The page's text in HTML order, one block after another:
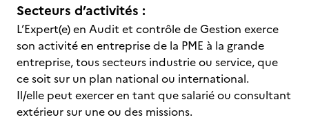
Secteurs d’activités :
L’Expert(e) en Audit et contrôle de Gestion exerce
son activité en entreprise de la PME à la grande
entreprise, tous secteurs industrie ou service, que
ce soit sur un plan national ou international.
Il/elle peut exercer en tant que salarié ou consultant
extérieur sur une ou des missions.